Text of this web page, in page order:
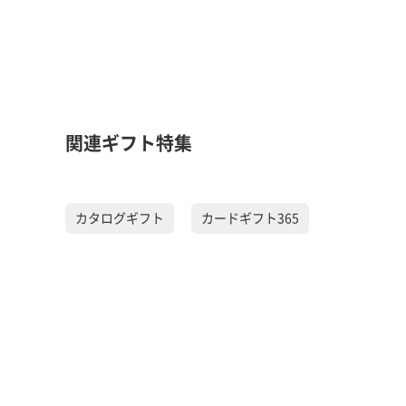
関連ギフト特集
カタログギフト カードギフト365